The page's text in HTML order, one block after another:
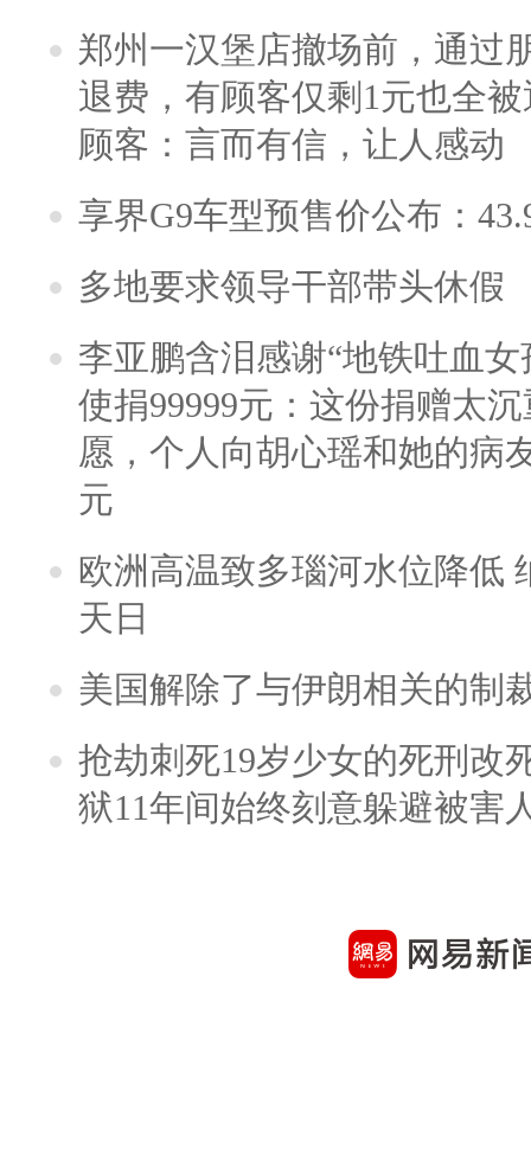
郑州一汉堡店撤场前，通过
退费，有顾客仅剩1元也全
顾客：言而有信，让人感动
享界G9车型预售价公布：
多地要求领导干部带头休假
李亚鹏含泪感谢“地铁吐血
使捐99999元：这份捐赠太
愿，个人向胡心瑶和她的病
元
欧洲高温致多瑙河水位降低
天日
美国解除了与伊朗相关的制
抢劫刺死19岁少女的死刑改
狱11年间始终刻意躲避被害